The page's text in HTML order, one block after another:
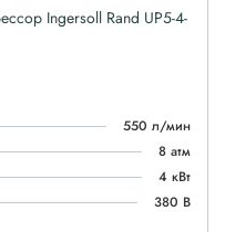
Ingersoll Rand UP5-4-
550 л/мин
8 атм
4 кВт
380 В